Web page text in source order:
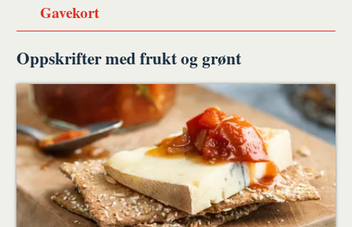
Gavekort
Oppskrifter med frukt og grønt